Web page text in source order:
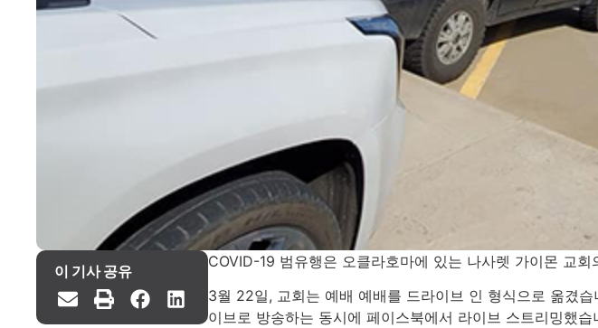
이 기사 공유
COVID-19 범유행은 오클라호마에 있는 나사렛 가이몬 교
3월 22일, 교회는 예배 예배를 드라이브 인 형식으로 옮겼
이브로 방송하는 동시에 페이스북에서 라이브 스트리밍했